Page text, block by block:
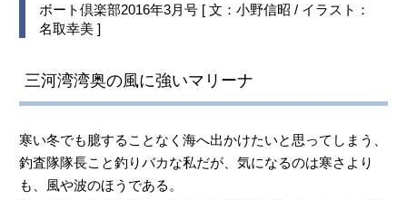
ボート倶楽部2016年3月号 [ 文：小野信昭 / イラスト：
名取幸美 ]
三河湾湾奥の風に強いマリーナ
寒い冬でも臆することなく海へ出かけたいと思ってしまう、
釣査隊隊長こと釣りバカな私だが、気になるのは寒さより
も、風や波のほうである。